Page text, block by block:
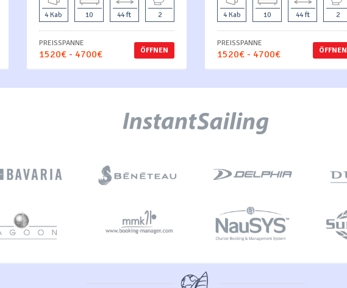
4 Kab 10 44 ft 2
ÖFFNEN
PREISSPANNE
1520€ - 4700€
4 Kab 10 44 ft 2
ÖFFNEN
PREISSPANNE
1520€ - 4700€